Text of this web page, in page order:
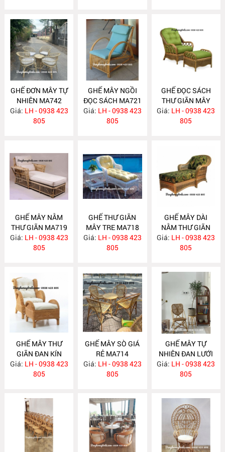
GHẾ ĐƠN MÂY TỰ
NHIÊN MA742
Giá: LH - 0938 423
805
GHẾ MÂY NGỒI
ĐỌC SÁCH MA721
Giá: LH - 0938 423
805
GHẾ ĐỌC SÁCH
THƯ GIÃN MÂY
TỰ NHIÊN MA720
Giá: LH - 0938 423
805
GHẾ MÂY NẰM
THƯ GIÃN MA719
Giá: LH - 0938 423
805
GHẾ THƯ GIÃN
MÂY TRE MA718
Giá: LH - 0938 423
805
GHẾ MÂY DÀI
NẰM THƯ GIÃN
MA717
Giá: LH - 0938 423
805
GHẾ MÂY THƯ
GIÃN ĐAN KÍN
KÈM ĐÔN GÁC
CHÂN MA716
Giá: LH - 0938 423
805
GHẾ MÂY SÒ GIÁ
RẺ MA714
Giá: LH - 0938 423
805
GHẾ MÂY TỰ
NHIÊN ĐAN LƯỚI
MA712
Giá: LH - 0938 423
805